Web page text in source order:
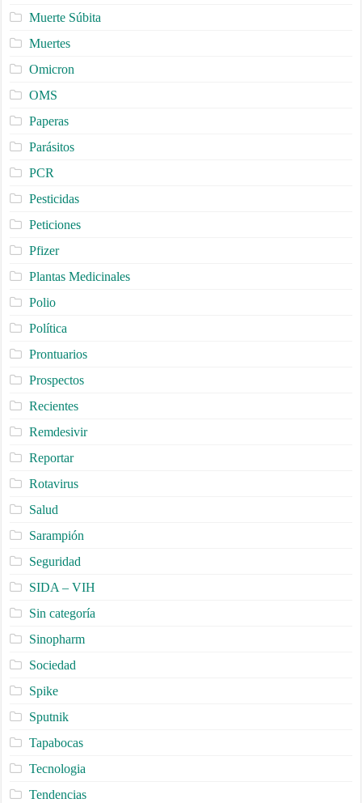
Muerte Súbita
Muertes
Omicron
OMS
Paperas
Parásitos
PCR
Pesticidas
Peticiones
Pfizer
Plantas Medicinales
Polio
Política
Prontuarios
Prospectos
Recientes
Remdesivir
Reportar
Rotavirus
Salud
Sarampión
Seguridad
SIDA – VIH
Sin categoría
Sinopharm
Sociedad
Spike
Sputnik
Tapabocas
Tecnologia
Tendencias